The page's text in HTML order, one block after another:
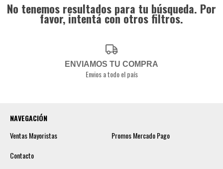
No tenemos resultados para tu búsqueda. Por
favor, intentá con otros filtros.
ENVIAMOS TU COMPRA
Envios a todo el país
NAVEGACIÓN
Ventas Mayoristas
Promos Mercado Pago
Contacto